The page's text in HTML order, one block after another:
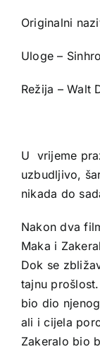
Originalni
Uloge –
Režija – Walt
U vrijeme
uzbudljivo,
nikada do
Nakon dva
Maka i
Dok se
tajnu
bio dio
ali i cijela
Zakeralo bio